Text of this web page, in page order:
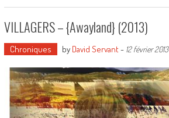
VILLAGERS – {Awayland} (2013)
Chroniques by David Servant- 12 février 2013